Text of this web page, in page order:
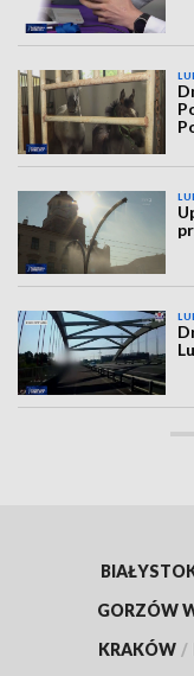
GORZÓW
KRAKÓW /